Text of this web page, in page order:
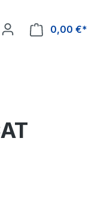
0,00 €*